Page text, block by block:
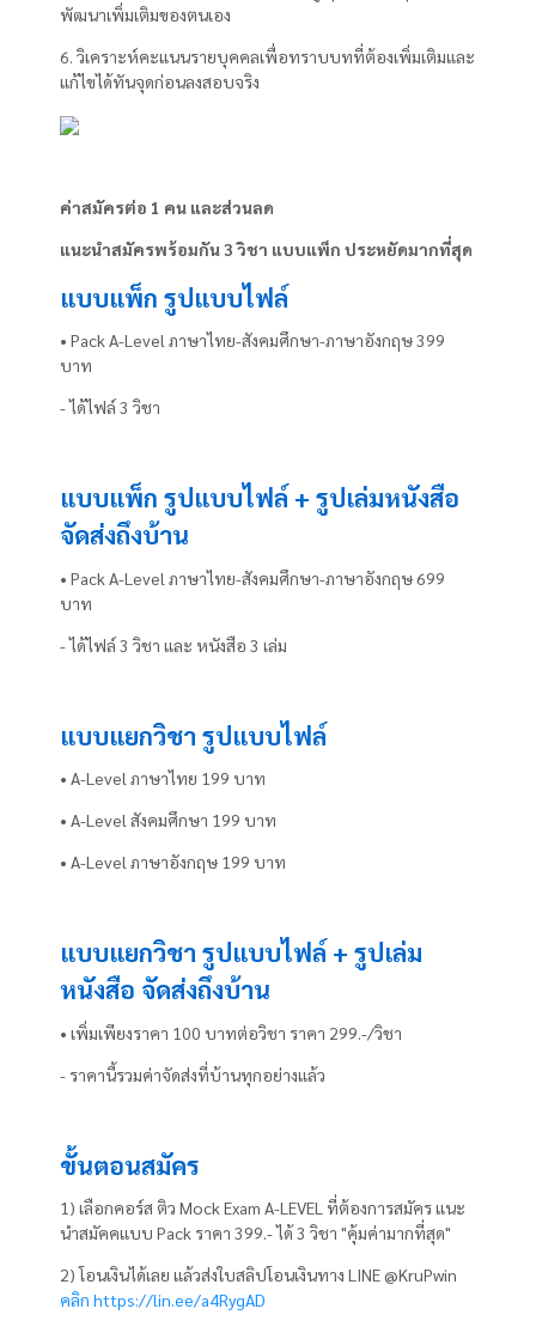
พัฒนาเพิ่มเติมของตนเอง
6. วิเคราะห์คะแนนรายบุคคลเพื่อทราบบทที่ต้องเพิ่มเติมและ
แก้ไขได้ทันจุดก่อนลงสอบจริง
ค่าสมัครต่อ 1 คน และส่วนลด
แนะนำสมัครพร้อมกัน 3 วิชา แบบแพ็ก ประหยัดมากที่สุด
แบบแพ็ก รูปแบบไฟล์
• Pack A-Level ภาษาไทย-สังคมศึกษา-ภาษาอังกฤษ 399
บาท
- ได้ไฟล์ 3 วิชา
แบบแพ็ก รูปแบบไฟล์ + รูปเล่มหนังสือ
จัดส่งถึงบ้าน
• Pack A-Level ภาษาไทย-สังคมศึกษา-ภาษาอังกฤษ 699
บาท
- ได้ไฟล์ 3 วิชา และ หนังสือ 3 เล่ม
แบบแยกวิชา รูปแบบไฟล์
• A-Level ภาษาไทย 199 บาท
• A-Level สังคมศึกษา 199 บาท
• A-Level ภาษาอังกฤษ 199 บาท
แบบแยกวิชา รูปแบบไฟล์ + รูปเล่ม
หนังสือ จัดส่งถึงบ้าน
• เพิ่มเพียงราคา 100 บาทต่อวิชา ราคา 299.-/วิชา
- ราคานี้รวมค่าจัดส่งที่บ้านทุกอย่างแล้ว
ขั้นตอนสมัคร
1) เลือกคอร์ส ติว Mock Exam A-LEVEL ที่ต้องการสมัคร แนะ
นำสมัคคแบบ Pack ราคา 399.- ได้ 3 วิชา "คุ้มค่ามากที่สุด"
2) โอนเงินได้เลย แล้วส่งใบสลิปโอนเงินทาง LINE @KruPwin
คลิก https://lin.ee/a4RygAD